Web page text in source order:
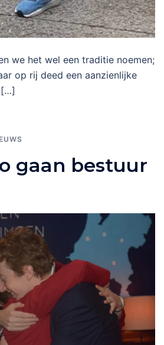
we het wel een traditie noemen;
op rij deed een aanzienlijke
[…]
gaan bestuur